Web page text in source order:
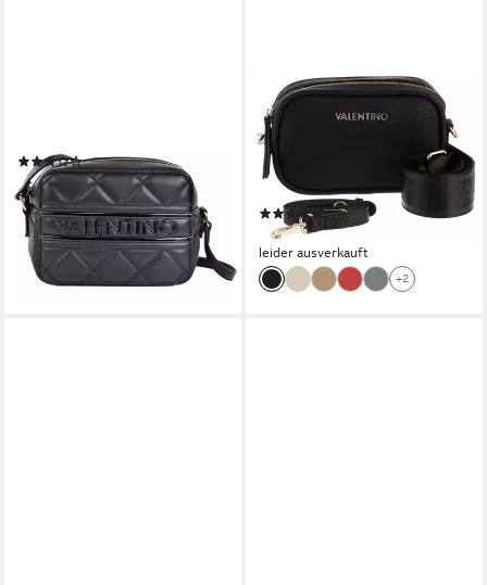
(2)
75,99 €
leider ausverkauft
VALENTINO BAGS
Mini Bag MIRAMAR,
Schultertasche
Umhängetasche Tasche
Damen
(4)
109,90 €
leider ausverkauft
+2